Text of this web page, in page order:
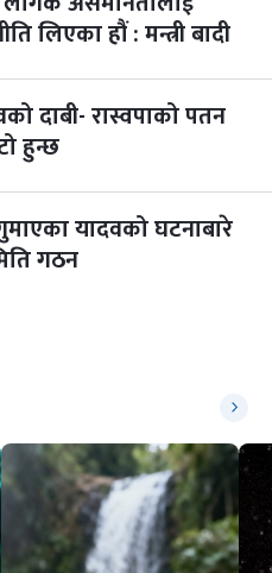
लिएका हौं : मन्त्री बादी
दाबी- रास्वपाको पतन
हुन्छ
यादवको घटनाबारे
गठन